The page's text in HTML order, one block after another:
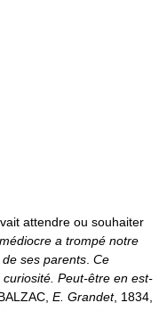
attendre ou souhaiter
a trompé notre
ses parents Ce
Peut-être en est-
E. Grandet, 1834,